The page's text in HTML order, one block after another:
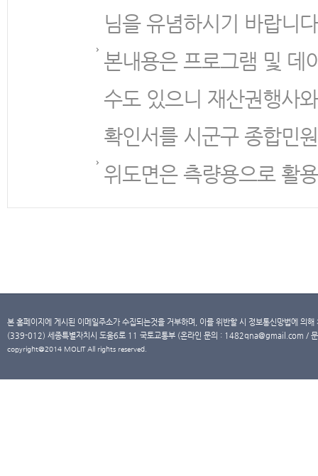
님을 유념하시기 바랍니
본내용은 프로그램 및 데
수도 있으니 재산권행사
확인서를 시군구 종합민
위도면은 측량용으로 활
본 홈페이지에 게시된 이메일주소가 수집되는것을 거부하며, 이를 위반할 시 정보통신망법에 의
(339-012) 세종특별자치시 도움6로 11 국토교통부 (온라인 문의 : 1482qna@gmail.com /
copyright@2014 MOLIT All rights reserved.